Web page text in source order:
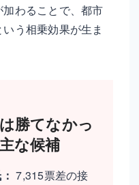
わることで、都市
う相乗効果が生ま
勝てなかっ
な候補
7,315票差の接